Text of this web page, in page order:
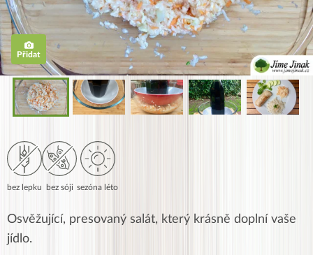
Přidat
bez lepku bez sóji sezóna léto
Osvěžující, presovaný salát, který krásně doplní vaše
jídlo.